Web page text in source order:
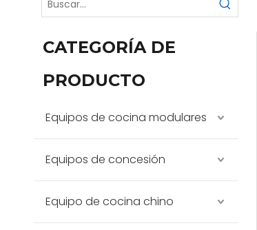
CATEGORÍA DE
PRODUCTO
Equipos de cocina modulares
Equipos de concesión
Equipo de cocina chino